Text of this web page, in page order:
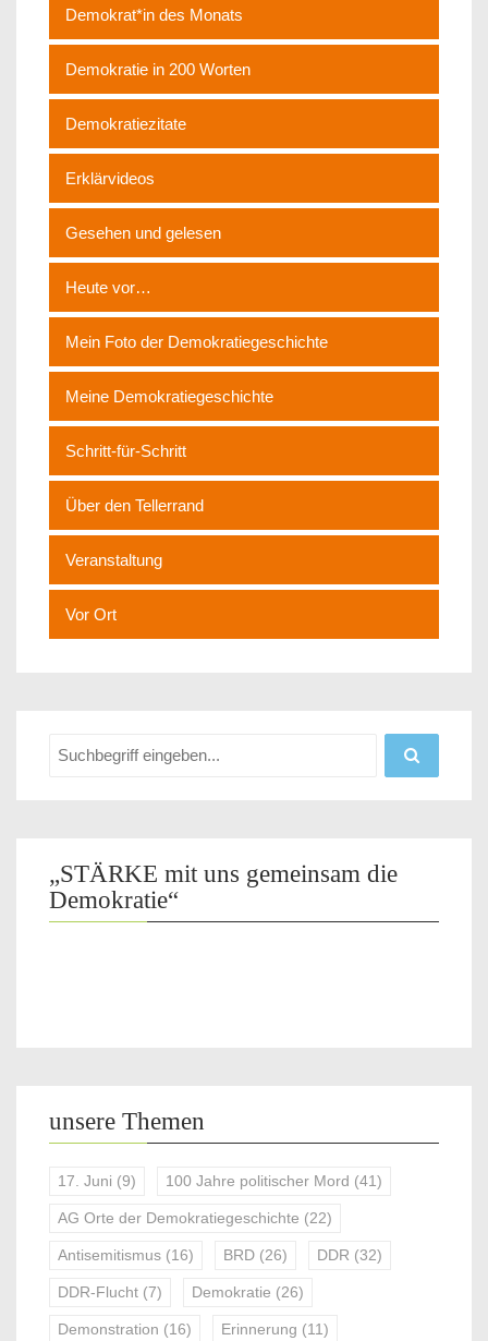
Demokrat*in des Monats
Demokratie in 200 Worten
Demokratiezitate
Erklärvideos
Gesehen und gelesen
Heute vor…
Mein Foto der Demokratiegeschichte
Meine Demokratiegeschichte
Schritt-für-Schritt
Über den Tellerrand
Veranstaltung
Vor Ort
„STÄRKE mit uns gemeinsam die
Demokratie“
unsere Themen
17. Juni (9) 100 Jahre politischer Mord (41)
AG Orte der Demokratiegeschichte (22)
Antisemitismus (16) BRD (26) DDR (32)
DDR-Flucht (7) Demokratie (26)
Demonstration (16) Erinnerung (11)